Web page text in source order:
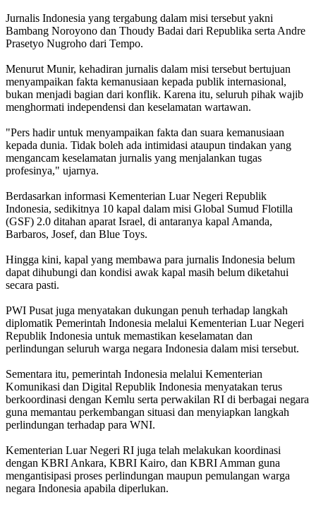
Jurnalis Indonesia yang tergabung dalam misi tersebut yakni
Bambang Noroyono dan Thoudy Badai dari Republika serta Andre
Prasetyo Nugroho dari Tempo.
Menurut Munir, kehadiran jurnalis dalam misi tersebut bertujuan
menyampaikan fakta kemanusiaan kepada publik internasional,
bukan menjadi bagian dari konflik. Karena itu, seluruh pihak wajib
menghormati independensi dan keselamatan wartawan.
"Pers hadir untuk menyampaikan fakta dan suara kemanusiaan
kepada dunia. Tidak boleh ada intimidasi ataupun tindakan yang
mengancam keselamatan jurnalis yang menjalankan tugas
profesinya," ujarnya.
Berdasarkan informasi Kementerian Luar Negeri Republik
Indonesia, sedikitnya 10 kapal dalam misi Global Sumud Flotilla
(GSF) 2.0 ditahan aparat Israel, di antaranya kapal Amanda,
Barbaros, Josef, dan Blue Toys.
Hingga kini, kapal yang membawa para jurnalis Indonesia belum
dapat dihubungi dan kondisi awak kapal masih belum diketahui
secara pasti.
PWI Pusat juga menyatakan dukungan penuh terhadap langkah
diplomatik Pemerintah Indonesia melalui Kementerian Luar Negeri
Republik Indonesia untuk memastikan keselamatan dan
perlindungan seluruh warga negara Indonesia dalam misi tersebut.
Sementara itu, pemerintah Indonesia melalui Kementerian
Komunikasi dan Digital Republik Indonesia menyatakan terus
berkoordinasi dengan Kemlu serta perwakilan RI di berbagai negara
guna memantau perkembangan situasi dan menyiapkan langkah
perlindungan terhadap para WNI.
Kementerian Luar Negeri RI juga telah melakukan koordinasi
dengan KBRI Ankara, KBRI Kairo, dan KBRI Amman guna
mengantisipasi proses perlindungan maupun pemulangan warga
negara Indonesia apabila diperlukan.